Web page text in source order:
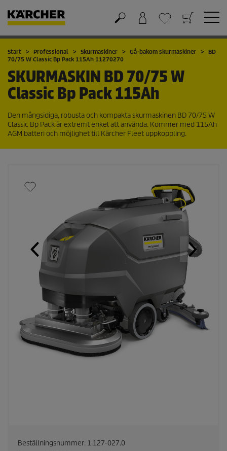
Varukorg
Önskelista
Start Professional Skurmaskiner Gå-bakom skurmaskiner
BD
70/75 W Classic Bp Pack 115Ah 11270270
SKURMASKIN BD 70/75 W
Classic Bp Pack 115Ah
Den mångsidiga, robusta och kompakta skurmaskinen BD 70/75 W
Classic Bp Pack är extremt enkel att använda. Kommer med 115Ah
AGM batteri och möjlighet till Kärcher Fleet uppkoppling.
Beställningsnummer: 1.127-027.0